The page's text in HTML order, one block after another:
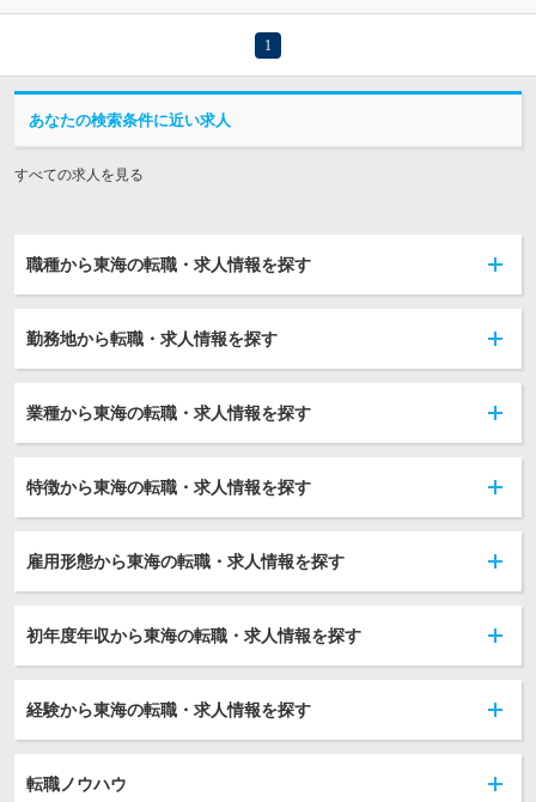
1
あなたの検索条件に近い求人
すべての求人を見る
職種から東海の転職・求人情報を探す
勤務地から転職・求人情報を探す
業種から東海の転職・求人情報を探す
特徴から東海の転職・求人情報を探す
雇用形態から東海の転職・求人情報を探す
初年度年収から東海の転職・求人情報を探す
経験から東海の転職・求人情報を探す
転職ノウハウ